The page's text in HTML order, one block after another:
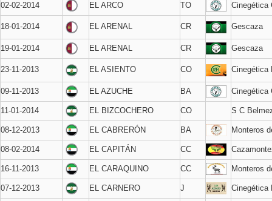
02-02-2014 EL ARCO TO Cinegética
18-01-2014 EL ARENAL CR Gescaza
19-01-2014 EL ARENAL CR Gescaza
23-11-2013 EL ASIENTO CO Cinegética
09-11-2013 EL AZUCHE BA Cinegética
11-01-2014 EL BIZCOCHERO CO S C
08-12-2013 EL CABRERÓN BA Monteros
08-02-2014 EL CAPITÁN CC
16-11-2013 EL CARAQUINO CC Monteros
07-12-2013 EL CARNERO J Cinegética